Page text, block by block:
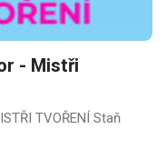
- Mistři
TVOŘENÍ Staň